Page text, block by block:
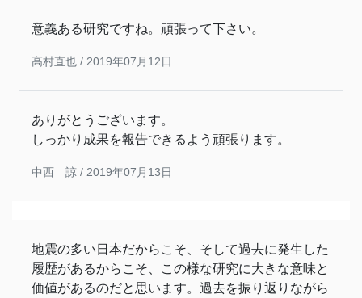
意義ある研究ですね。頑張って下さい。
高村直也 / 2019年07月12日
ありがとうございます。
しっかり成果を報告できるよう頑張ります。
中西 諒 / 2019年07月13日
地震の多い日本だからこそ、そして過去に発生した
履歴があるからこそ、この様な研究に大きな意味と
価値があるのだと思います。過去を振り返りながら